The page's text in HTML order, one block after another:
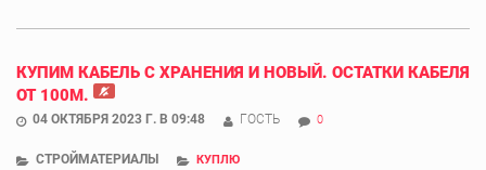
КУПИМ КАБЕЛЬ С ХРАНЕНИЯ И НОВЫЙ. ОСТАТКИ КАБЕЛЯ
ОТ 100М.
04 ОКТЯБРЯ 2023 Г. В 09:48 ГОСТЬ 0
СТРОЙМАТЕРИАЛЫ КУПЛЮ